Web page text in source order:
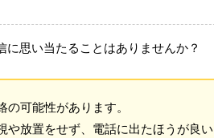
に思い当たることはありませんか？
可能性があります。
や放置をせず、電話に出たほうが良い